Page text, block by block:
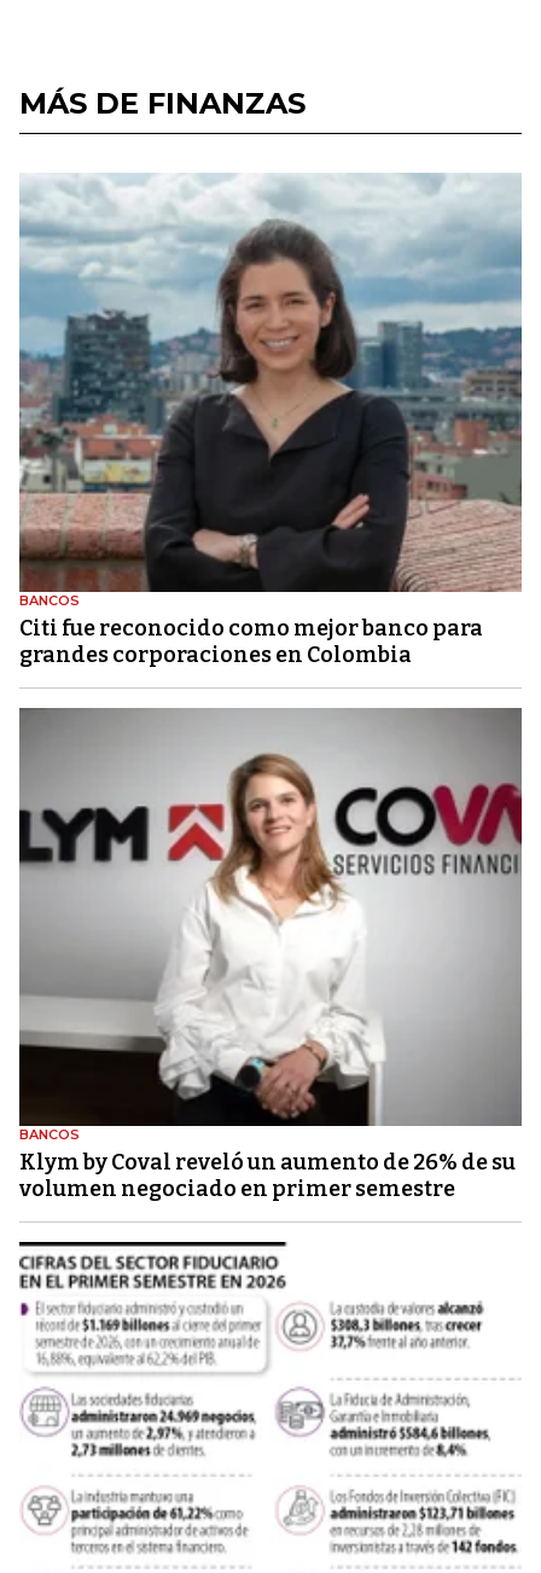
MÁS DE FINANZAS
BANCOS
Citi fue reconocido como mejor banco para
grandes corporaciones en Colombia
BANCOS
Klym by Coval reveló un aumento de 26% de su
volumen negociado en primer semestre